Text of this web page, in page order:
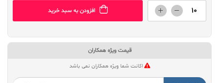
افزودن به سبد خرید
قیمت ویژه همکاران
اکانت شما ویژه همکاران نمی باشد